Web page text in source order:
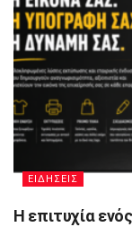
ΕΙΔΗΣΕΙΣ
Η επιτυχία